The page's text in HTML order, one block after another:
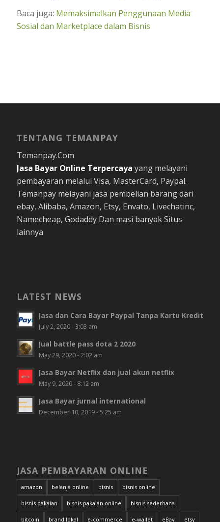
Baca juga: Memaksimalkan Penggunaan Media
Sosial dan Marketplace dalam Bisnis
TENTANG TEMANPAY
Temanpay.Com
Jasa Bayar Online Terpercaya yang melayani
pembayaran melalui Visa, MasterCard, Paypal.
Temanpay melayani jasa pembelian barang dari
ebay, Alibaba, Amazon, Etsy, Envato, Livechatinc,
Namecheap, Godaddy Dan masi banyak Situs
lainnya
LATEST NEWS
Jasa dan Cara Bayar Paypal Tanpa Kartu Kredit
July 2, 2020 - 3:03 am
Jual battle pass dota 2 2020
May 29, 2020 - 2:02 am
Jasa Bayar Netflix dan jual akun netflix
May 9, 2020 - 8:12 am
Jasa Bayar jurnal international
December 10, 2019 - 5:25 am
JASA PEMBAYARAN ONLINE
amazon belanja online bisnis bisnis online
bisnis pakaian bisnis pakaian online bisnis sederhana
bitcoin brand lokal e-commerce e-wallet eBay etsy